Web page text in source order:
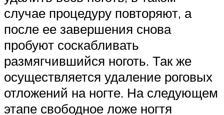
случае процедуру повторяют, а
после ее завершения снова
пробуют соскабливать
размягчившийся ноготь. Так же
осуществляется удаление роговых
отложений на ногте. На следующем
этапе свободное ложе ногтя